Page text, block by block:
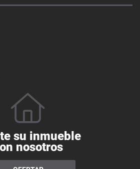
su inmueble
nosotros